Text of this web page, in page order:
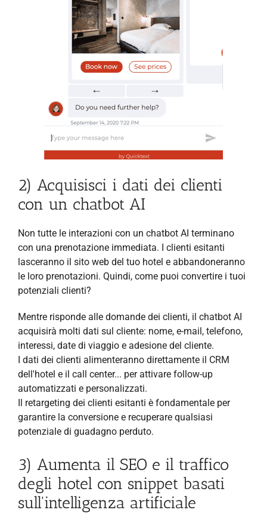
2) Acquisisci i dati dei clienti
con un chatbot AI
Non tutte le interazioni con un chatbot AI terminano
con una prenotazione immediata. I clienti esitanti
lasceranno il sito web del tuo hotel e abbandoneranno
le loro prenotazioni. Quindi, come puoi convertire i tuoi
potenziali clienti?
Mentre risponde alle domande dei clienti, il chatbot AI
acquisirà molti dati sul cliente: nome, e-mail, telefono,
interessi, date di viaggio e adesione del cliente.
I dati dei clienti alimenteranno direttamente il CRM
dell'hotel e il call center... per attivare follow-up
automatizzati e personalizzati.
Il retargeting dei clienti esitanti è fondamentale per
garantire la conversione e recuperare qualsiasi
potenziale di guadagno perduto.
3) Aumenta il SEO e il traffico
degli hotel con snippet basati
sull'intelligenza artificiale